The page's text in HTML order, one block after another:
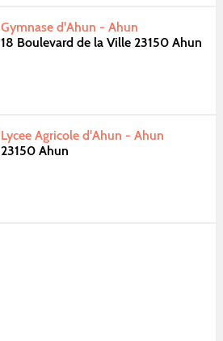
Gymnase d'Ahun - Ahun
18 Boulevard de la Ville 23150 Ahun
Lycee Agricole d'Ahun - Ahun
23150 Ahun